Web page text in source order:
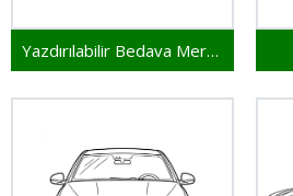
Yazdırılabilir Bedava Mercedes